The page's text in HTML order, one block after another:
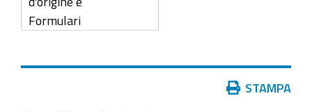
Formulari
STAMPA